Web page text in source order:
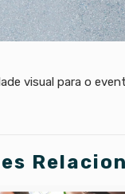
visual para o